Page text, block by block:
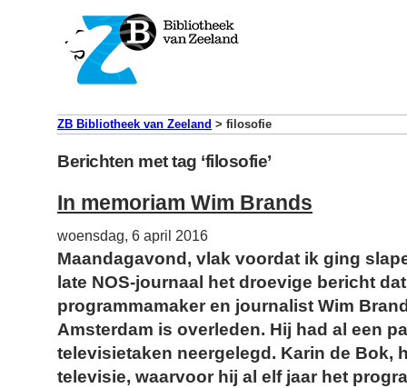
ZB Bibliotheek van Zeeland > filosofie
Berichten met tag ‘filosofie’
In memoriam Wim Brands
woensdag, 6 april 2016
Maandagavond, vlak voordat ik ging
late NOS-journaal het droevige bericht
programmamaker en journalist Wim
Amsterdam is overleden. Hij had al een
televisietaken neergelegd. Karin de Bok,
televisie, waarvoor hij al elf jaar het